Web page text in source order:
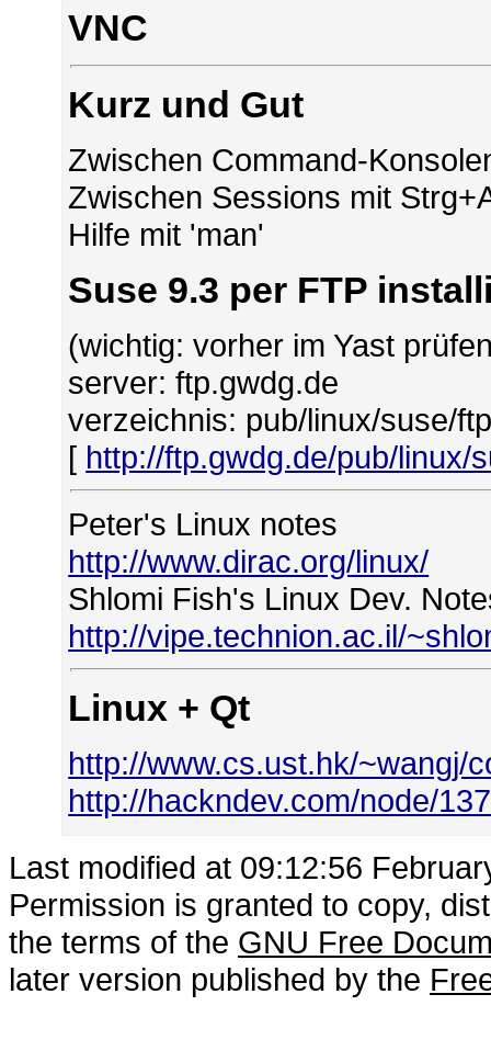
VNC
Kurz und Gut
Zwischen Command-
Zwischen Sessions mit
Hilfe mit 'man'
Suse 9.3 per FTP
(wichtig: vorher im Yast
server: ftp.gwdg.de
verzeichnis: pub/linux/suse/
[ http://ftp.gwdg.de/pub/linux/
Peter's Linux notes
http://www.dirac.org/linux/
Shlomi Fish's Linux Dev.
http://vipe.technion.ac.il/
Linux + Qt
http://www.cs.ust.hk/~wangj/
http://hackndev.com/node/137
Last modified at 09:12:56
Permission is granted to copy,
the terms of the GNU Free
later version published by the